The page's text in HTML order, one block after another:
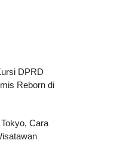
DPRD
Reborn di
Cara